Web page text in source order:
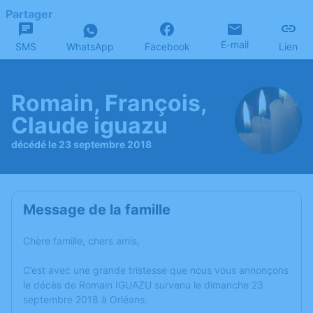
Partager
SMS WhatsApp Facebook E-mail Lien
Romain, François,
Claude iguazu
décédé le 23 septembre 2018
Message de la famille
Chère famille, chers amis,
C’est avec une grande tristesse que nous vous annonçons
le décès de Romain IGUAZU survenu le dimanche 23
septembre 2018 à Orléans.